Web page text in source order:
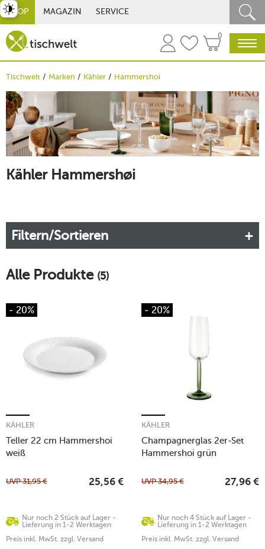
SHOP MAGAZIN SERVICE
0
Tischwelt Marken Kähler Hammershoi
Kähler Hammershøi
Filtern/Sortieren
Alle Produkte (5)
- 20%
Teller 22 cm Hammershoi
weiß
KÄHLER
Nur noch 2 Stück auf Lager -
Lieferung in 1-2 Werktagen
UVP31,95 € 25,56 €
Preis inkl. MwSt. zzgl. Versand
- 20%
Champagnerglas 2er-Set
Hammershoi grün
KÄHLER
Nur noch 4 Stück auf Lager -
Lieferung in 1-2 Werktagen
UVP34,95 € 27,96 €
Preis inkl. MwSt. zzgl. Versand
umschalten